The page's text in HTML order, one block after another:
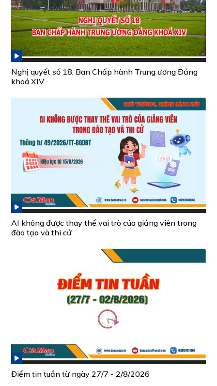
Nghị quyết số 18, Ban Chấp hành Trung ương Đảng
khoá XIV
AI không được thay thế vai trò của giảng viên trong
đào tạo và thi cử
Điểm tin tuần từ ngày 27/7 - 2/8/2026